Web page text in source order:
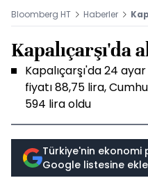
Bloomberg HT Haberler
Kapalıçarşı'da
Kapalıçarşı'da 24
fiyatı 88,75 lira,
594 lira oldu
Türkiye'nin
Google listesine